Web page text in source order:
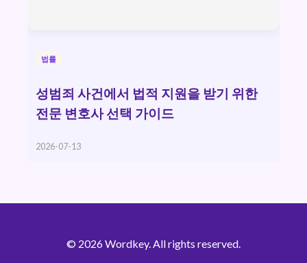
법률
성범죄 사건에서 법적 지원을 받기 위한
전문 변호사 선택 가이드
2026-07-13
© 2026 Wordkey. All rights reserved.